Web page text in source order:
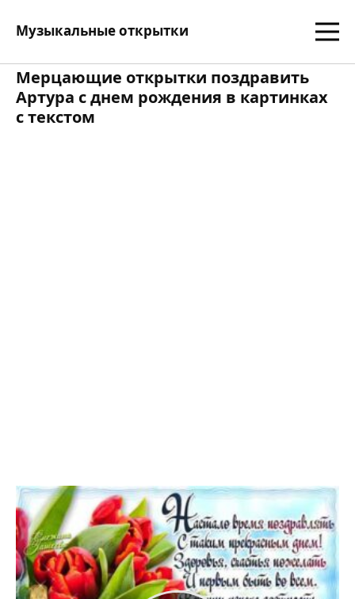
Музыкальные открытки
Мерцающие открытки поздравить
Артура с днем рождения в картинках
с текстом